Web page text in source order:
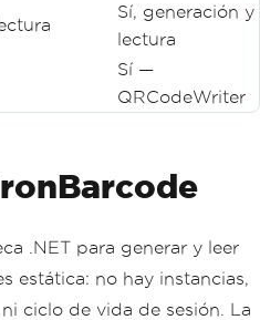
Sí, generación y
lectura
Sí —
QRCodeWriter
.NET para generar y leer
estática: no hay instancias,
ciclo de vida de sesión. La